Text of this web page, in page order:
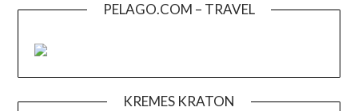
PELAGO.COM – TRAVEL
KREMES KRATON